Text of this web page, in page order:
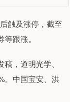
触及涨停，截至
跟涨。
，道明光学、
。中国宝安、洪